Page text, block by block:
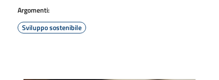
Argomenti:
Sviluppo sostenibile